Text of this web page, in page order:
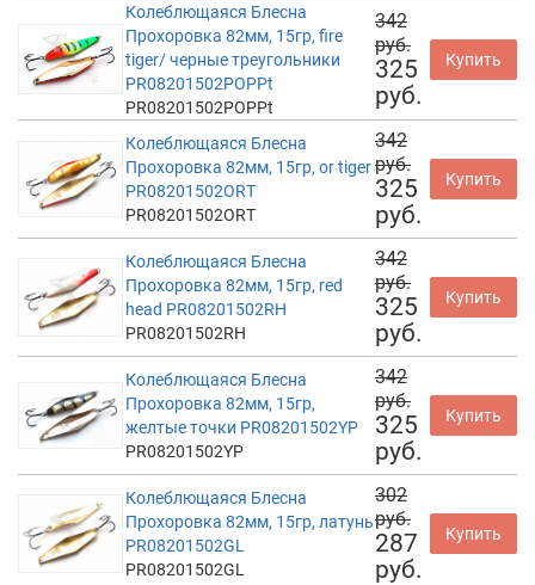
Колеблющаяся Блесна
Прохоровка 82мм, 15гр, fire
tiger/ черные треугольники
PR08201502POPPt
PR08201502POPPt
342
руб.
325
руб.
Купить
Колеблющаяся Блесна
Прохоровка 82мм, 15гр, or tiger
PR08201502ORT
PR08201502ORT
342
руб.
325
руб.
Купить
Колеблющаяся Блесна
Прохоровка 82мм, 15гр, red
head PR08201502RH
PR08201502RH
342
руб.
325
руб.
Купить
Колеблющаяся Блесна
Прохоровка 82мм, 15гр,
желтые точки PR08201502YP
PR08201502YP
342
руб.
325
руб.
Купить
Колеблющаяся Блесна
Прохоровка 82мм, 15гр, латунь
PR08201502GL
PR08201502GL
302
руб.
287
руб.
Купить